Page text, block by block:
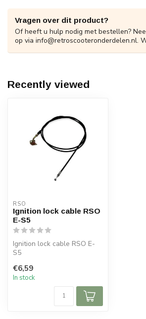
Vragen over dit product?
Of heeft u hulp nodig met bestellen?
op via info@retroscooteronderdelen.nl.
Recently viewed
RSO
Ignition lock cable RSO
E-S5
Ignition lock cable RSO E-
S5
€6,59
In stock